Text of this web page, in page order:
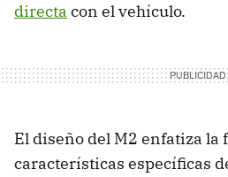
directa con el vehículo.
El diseño del M2 enfatiza
características específicas